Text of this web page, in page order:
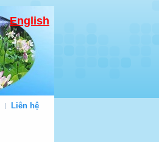
English
Liên hệ